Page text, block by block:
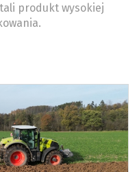
produkt wysokiej